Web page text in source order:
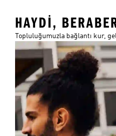
HAYDI,
Topluluğumuzla bağlantı kur,